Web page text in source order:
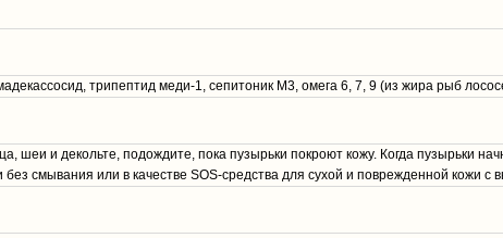
трипептид меди-1, сепитоник М3, омега 6, 7, 9 (из жира рыб
шеи и декольте, подождите, пока пузырьки покроют кожу. Когда пузырьки
без смывания или в качестве SOS-средства для сухой и поврежденной кожи